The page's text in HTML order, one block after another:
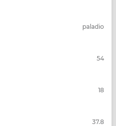
paladio
54
18
37.8